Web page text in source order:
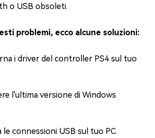
o USB obsoleti.
problemi, ecco alcune soluzioni:
i driver del controller PS4 sul tuo
l'ultima versione di Windows
le connessioni USB sul tuo PC.